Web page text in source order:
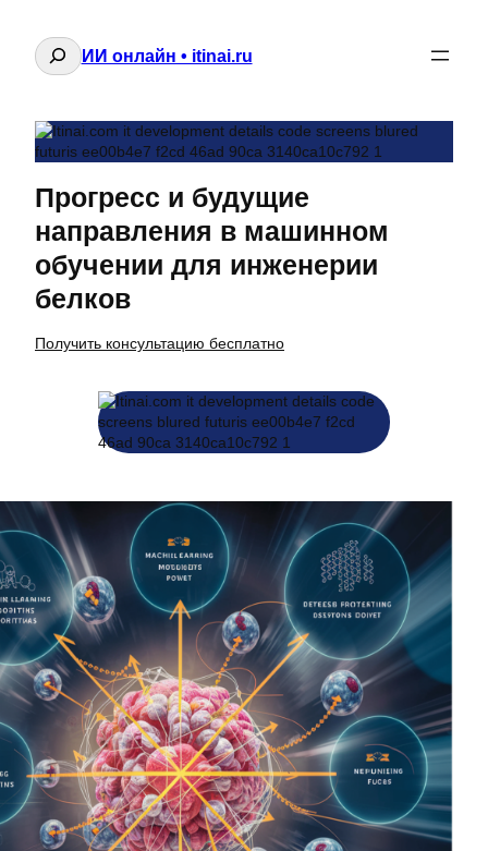
Поиск
ИИ онлайн • itinai.ru
Прогресс и будущие
направления в машинном
обучении для инженерии
белков
Получить консультацию бесплатно